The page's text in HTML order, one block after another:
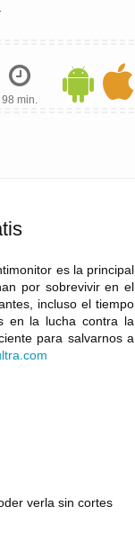
98 min.
es la principal
por sobrevivir en el
incluso el tiempo
en la lucha contra la
para salvarnos a
com
verla sin cortes